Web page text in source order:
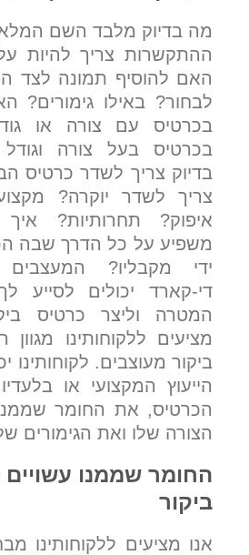
מה בדיוק מלבד השם
ההתקשרות צריך להיות
האם להוסיף תמונה לצד
לבחור? באילו גימורים?
בכרטיס עם צורה או
בכרטיס בעל צורה
בדיוק צריך לשדר כרטיס
צריך לשדר יוקרה?
איפוק? תחרותיות? איך
משפיע על כל הדרך שבה
ידי מקבליו?
די-קארד יכולים לסייע
המטרה וליצר כרטיס
מציעים ללקוחותינו
ביקור מעוצבים. לקוחותינו
הייעוץ המקצועי או
הכרטיס, את החומר
הצורה שלו ואת הגימורים
החומר שממנו עשויים
ביקור
אנו מציעים ללקוחותינו